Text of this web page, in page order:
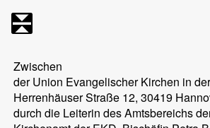
Zwischen
der Union Evangelischer Kirchen in
Herrenhäuser Straße 12, 30419
durch die Leiterin des Amtsbereichs